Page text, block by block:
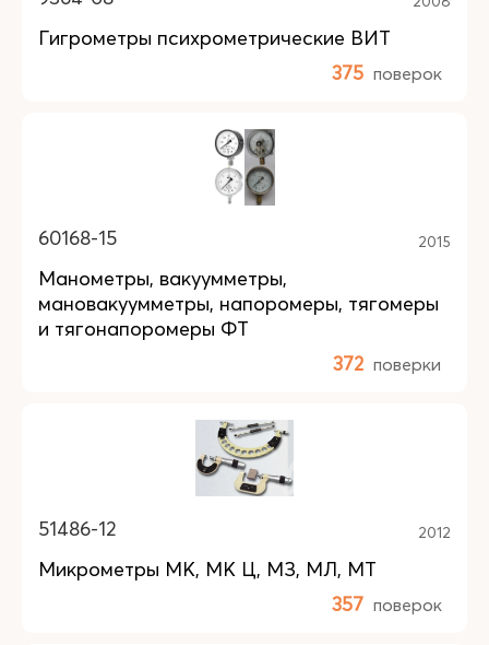
Гигрометры психрометрические ВИТ
375 поверок
60168-15 2015
Манометры, вакуумметры,
мановакуумметры, напоромеры, тягомеры
и тягонапоромеры ФТ
372 поверки
51486-12 2012
Микрометры МК, МК Ц, МЗ, МЛ, МТ
357 поверок